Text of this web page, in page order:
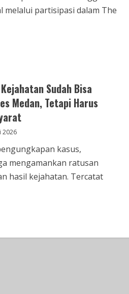
partisipasi dalam The
Sudah Bisa
Medan, Tetapi Harus
2026
kasus,
mengamankan ratusan
hasil kejahatan. Tercatat